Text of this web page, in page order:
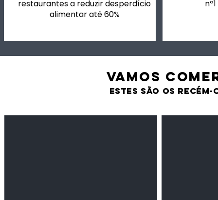
restaurantes a reduzir desperdício
alimentar até 60%
VAMOS
estes são os recém-